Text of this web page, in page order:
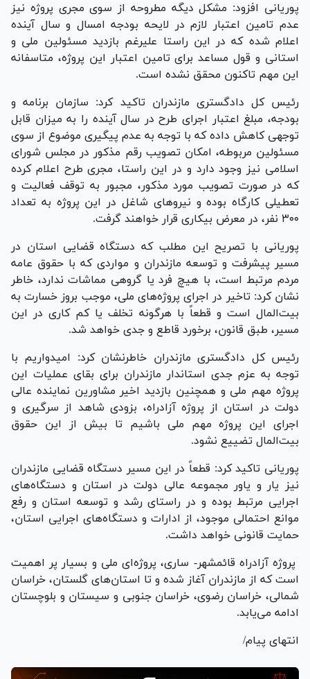
پوریانی افزود: مشکل دیگه مطروحه از سوی مجری پروژه نیز
عدم تامین اعتبار لازم در لایحه بودجه امسال و سال آینده
اعلام شده که در این راستا علیرغم بازدید مسئولین ملی و
استانی و قول مساعد برای تامین اعتبار این پروژه، متاسفانه
این مهم تاکنون محقق نشده است.
رئیس کل دادگستری مازندران تاکید کرد: سازمان برنامه و
بودجه، مبلغ اعتبار اجرای طرح در سال آینده را به میزان قابل
توجهی کاهش داده که با توجه به عدم پیگیری موضوع از سوی
مسئولین مربوطه، امکان تصویب رقم مذکور در مجلس شورای
اسلامی نیز وجود دارد و در این راستا، مجری طرح اعلام کرده
که در صورت تصویب مورد مذکور، مجبور به توقف فعالیت و
تعطیلی کارگاه بوده و نیرو‌های شاغل در این پروژه به تعداد
۳۰۰ نفر، در معرض بیکاری قرار خواهند گرفت.
پوریانی با تصریح این مطلب که دستگاه قضایی استان در
مسیر پیشرفت و توسعه مازندران و مواردی که با حقوق عامه
مردم مرتبط است، با هیچ فرد یا گروهی مماشات ندارد، خاطر
نشان کرد: تاخیر در اجرای پروژه‌های ملی، موجب بروز خسارت به
بیت‌المال است و قطعاً با هرگونه تخلف یا کم کاری در این
مسیر، طبق قانون، برخورد قاطع و جدی خواهد شد.
رئیس کل دادگستری مازندران خاطرنشان کرد: امیدواریم با
توجه به عزم جدی استاندار مازندران برای بقای عملیات این
پروژه مهم ملی و همچنین بازدید اخیر مشاورین نماینده عالی
دولت در استان از پروژه آزادراه، بزودی شاهد از سرگیری و
اجرای این پروژه مهم ملی باشیم تا بیش از این حقوق
بیت‌المال تضییع نشود.
پوریانی تاکید کرد: قطعاً در این مسیر دستگاه قضایی مازندران
نیز یار و یاور مجموعه عالی دولت در استان و دستگاه‌های
اجرایی مرتبط بوده و در راستای رشد و توسعه استان و رفع
موانع احتمالی موجود، از ادارات و دستگاه‌های اجرایی استان،
حمایت قانونی خواهد داشت.
پروژه آزادراه قائمشهر- ساری، پروژه‌ای ملی و بسیار پر اهمیت
است که از مازندران آغاز شده و تا استان‌های گلستان، خراسان
شمالی، خراسان رضوی، خراسان جنوبی و سیستان و بلوچستان
ادامه می‌یابد.
انتهای پیام/